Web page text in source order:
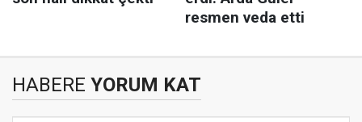
HABERE YORUM KAT